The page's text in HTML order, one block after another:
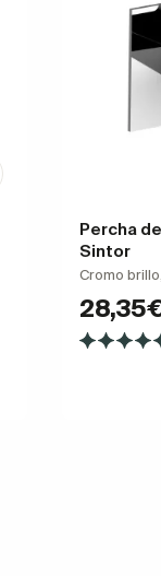
Percha
Sintor
Cromo